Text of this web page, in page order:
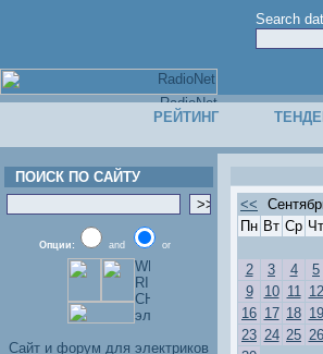
Search
РЕЙТИНГ
ПОИСК ПО САЙТУ
Опции: and or
Cайт и форум для электриков
<<
Пн Вт Ср Чт
2
3 4 5
9
10 11 12
16 17 18 19
23 24 25 26